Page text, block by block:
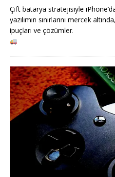
Çift batarya stratejisiyle
yazılımın sınırlarını mercek
ipuçları ve çözümler.